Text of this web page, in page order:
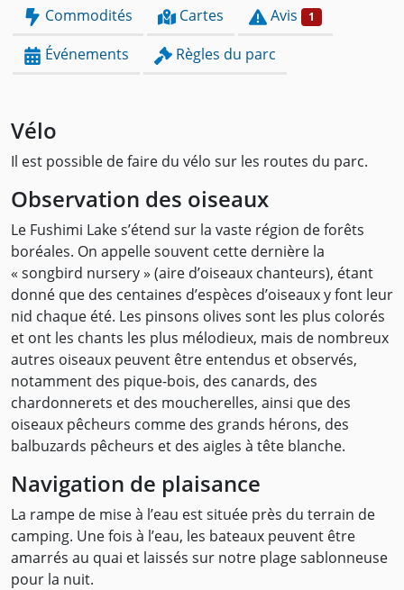
Commodités
Cartes Avis 1
Événements Règles du parc
Vélo
Il est possible de faire du vélo sur les routes du parc.
Observation des oiseaux
Le Fushimi Lake s’étend sur la vaste région de forêts
boréales. On appelle souvent cette dernière la
« songbird nursery » (aire d’oiseaux chanteurs), étant
donné que des centaines d’espèces d’oiseaux y font leur
nid chaque été. Les pinsons olives sont les plus colorés
et ont les chants les plus mélodieux, mais de nombreux
autres oiseaux peuvent être entendus et observés,
notamment des pique-bois, des canards, des
chardonnerets et des moucherelles, ainsi que des
oiseaux pêcheurs comme des grands hérons, des
balbuzards pêcheurs et des aigles à tête blanche.
Navigation de plaisance
La rampe de mise à l’eau est située près du terrain de
camping. Une fois à l’eau, les bateaux peuvent être
amarrés au quai et laissés sur notre plage sablonneuse
pour la nuit.